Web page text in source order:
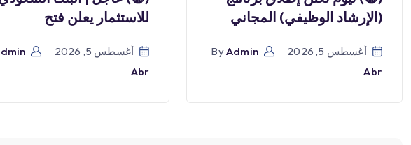
(الإرشاد الوظيفي) المجاني
أغسطس 5, 2026 ByAdmin
Abr
للاستثمار يعلن فتح
أغسطس 5, 2026
Abr